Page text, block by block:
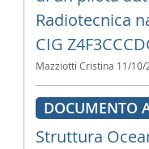
Radiotecnica
CIG
Mazziotti Cristina 11/10/
DOCUMENTO
Struttura